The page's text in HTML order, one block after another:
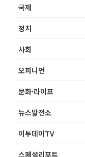
국제
정치
사회
오피니언
문화·라이프
뉴스발전소
이투데이TV
스페셜리포트